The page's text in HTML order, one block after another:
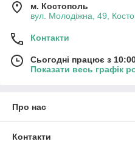
м. Костополь
вул. Молодіжна, 49,
Контакти
Сьогодні працює з
Показати весь графік
Про нас
Контакти